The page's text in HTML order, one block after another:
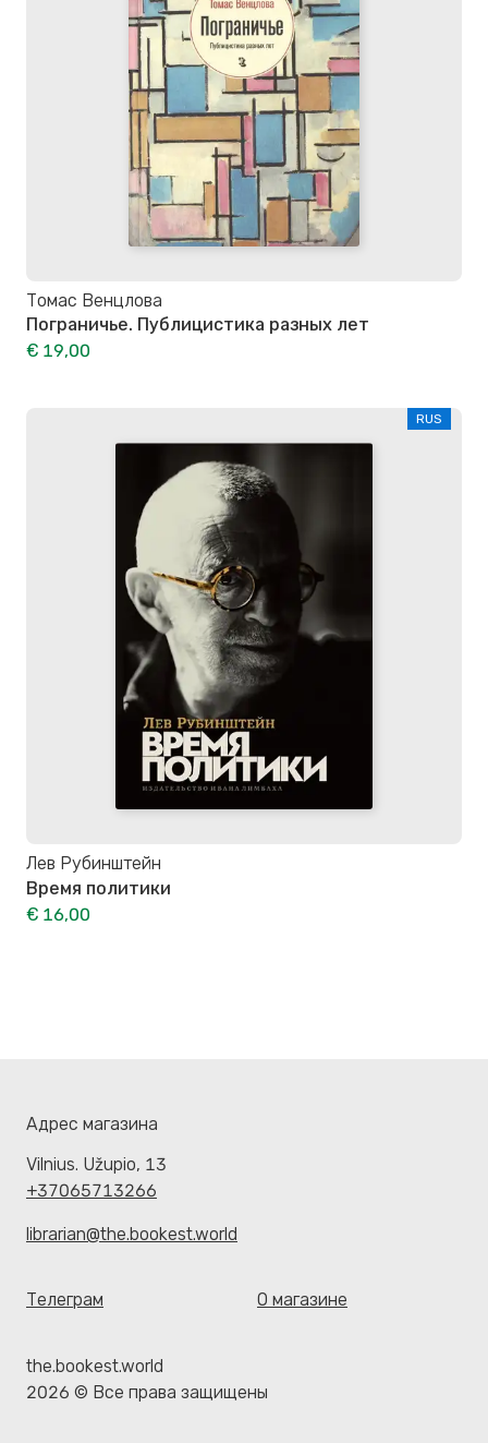
Томас Венцлова
Пограничье. Публицистика разных лет
€ 19,00
RUS
Лев Рубинштейн
Время политики
€ 16,00
Адрес магазина
Vilnius. Užupio, 13
+37065713266
librarian@the.bookest.world
Телеграм О магазине
the.bookest.world
2026 © Все права защищены